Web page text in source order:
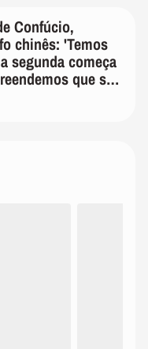
Confúcio,
chinês: 'Temos
segunda começa
que só